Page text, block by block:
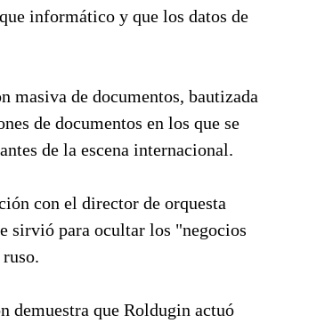
informático y que los datos de
de documentos, bautizada
de documentos en los que se
de la escena internacional.
con el director de orquesta
sirvió para ocultar los "negocios
demuestra que Roldugin actuó